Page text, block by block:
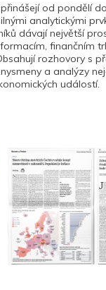
od pondělí
analytickými
dávají největší
finančním
rozhovory s
a analýzy
událostí.